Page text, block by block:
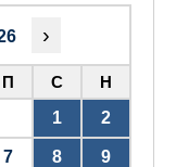
›
П С
Н
1
2
7 8 9